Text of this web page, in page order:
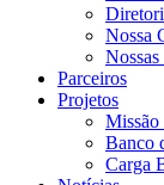
Nossa
Nossas
Parceiros
Projetos
Banco
Carga